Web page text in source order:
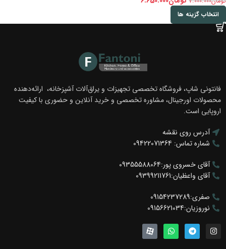
انتخاب گزینه ها
فانتونی شاپ، فروشگاه تخصصی تجهیزات و یراق‌آلات آشپزخانه، ارائه‌دهنده
محصولات اورجینال، مشاوره تخصصی و خرید آنلاین و حضوری با کیفیت
اروپایی است.
آدرس روی نقشه
شماره تماس: 09422071364
آقای خسروی پور:09355588064
آقای واعظیان:09399211761
صفری:09154237289
نوروزیان:09156621034